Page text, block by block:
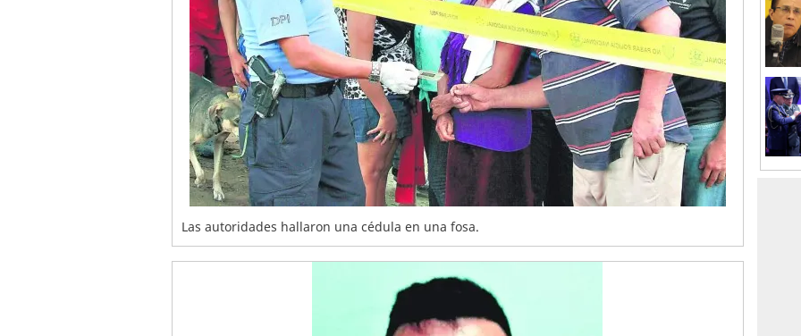
Las autoridades hallaron una cédula en una fosa.